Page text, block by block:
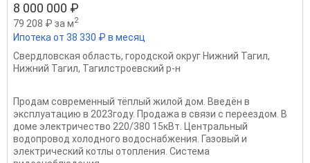
8 000 000 ₽
79 208 ₽ за м2
Ипотека от 38 330 ₽ в месяц
Свердловская область, городской округ Нижний Тагил,
Нижний Тагил, Тагилстроевский р-н
Продам современный тёплый жилой дом. Введён в
эксплуатацию в 2023году. Продажа в связи с переездом. В
доме электричество 220/380 15кВт. Центральный
водопровод холодного водоснабжения. Газовый и
электрический котлы отопления. Система